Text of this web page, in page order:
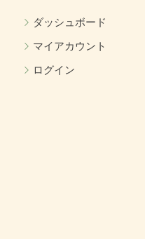
ダッシュボード
マイアカウント
ログイン